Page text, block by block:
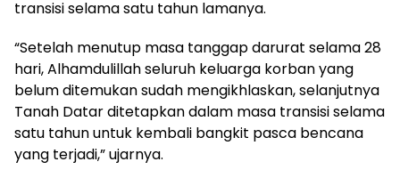
transisi selama satu tahun lamanya.
“Setelah menutup masa tanggap darurat selama 28
hari, Alhamdulillah seluruh keluarga korban yang
belum ditemukan sudah mengikhlaskan, selanjutnya
Tanah Datar ditetapkan dalam masa transisi selama
satu tahun untuk kembali bangkit pasca bencana
yang terjadi,” ujarnya.